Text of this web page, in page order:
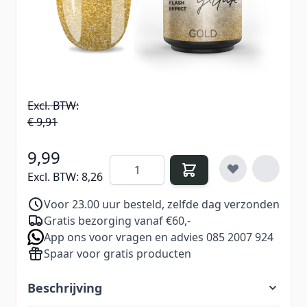
manier en geeft je nagels een luxe, feestelijke
uitstraling.
Excl. BTW:
€ 9,91
9,99
Excl. BTW: 8,26
Aantal
Voor 23.00 uur besteld, zelfde dag verzonden
Gratis bezorging vanaf €60,-
App ons voor vragen en advies 085 2007 924
Spaar voor gratis producten
Beschrijving